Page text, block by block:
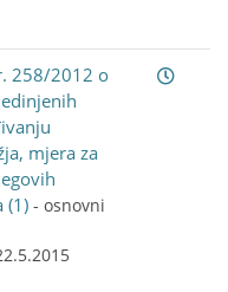
258/2012 o
mjera za
(1) - osnovni